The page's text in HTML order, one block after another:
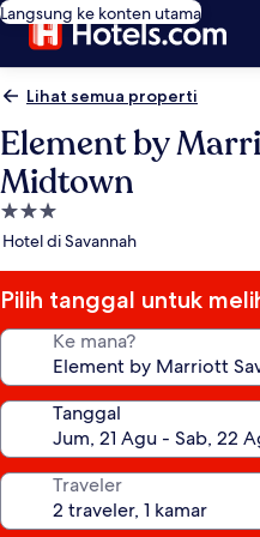
Langsung ke konten utama
Lihat semua properti
Element by
Midtown
Properti
bintang
Hotel di Savannah
Pilih tanggal untuk
Ke mana?
Tanggal
Traveler